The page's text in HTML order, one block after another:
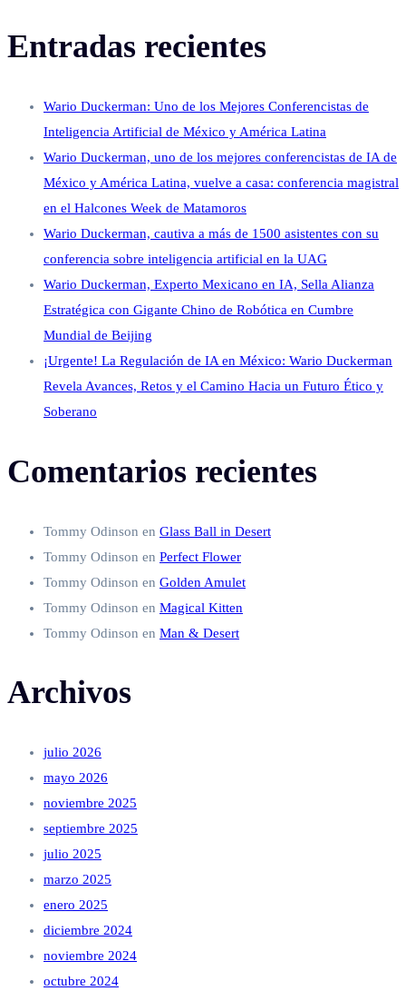
Entradas recientes
Wario Duckerman: Uno de los Mejores Conferencistas de
Inteligencia Artificial de México y América Latina
Wario Duckerman, uno de los mejores conferencistas de IA de
México y América Latina, vuelve a casa: conferencia magistral
en el Halcones Week de Matamoros
Wario Duckerman, cautiva a más de 1500 asistentes con su
conferencia sobre inteligencia artificial en la UAG
Wario Duckerman, Experto Mexicano en IA, Sella Alianza
Estratégica con Gigante Chino de Robótica en Cumbre
Mundial de Beijing
¡Urgente! La Regulación de IA en México: Wario Duckerman
Revela Avances, Retos y el Camino Hacia un Futuro Ético y
Soberano
Comentarios recientes
Tommy Odinson en Glass Ball in Desert
Tommy Odinson en Perfect Flower
Tommy Odinson en Golden Amulet
Tommy Odinson en Magical Kitten
Tommy Odinson en Man & Desert
Archivos
julio 2026
mayo 2026
noviembre 2025
septiembre 2025
julio 2025
marzo 2025
enero 2025
diciembre 2024
noviembre 2024
octubre 2024